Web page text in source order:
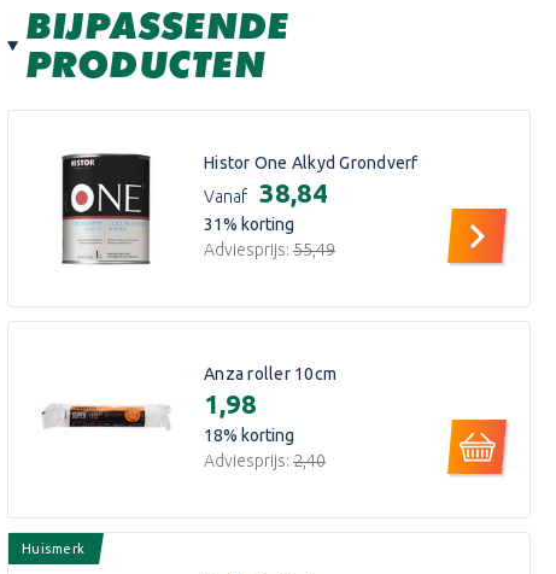
BIJPASSENDE
PRODUCTEN
Histor One Alkyd Grondverf
Vanaf
€38,84
31% korting
Adviesprijs: €55,49
Anza roller 10cm
€1,98
18% korting
Adviesprijs: €2,40
Huismerk